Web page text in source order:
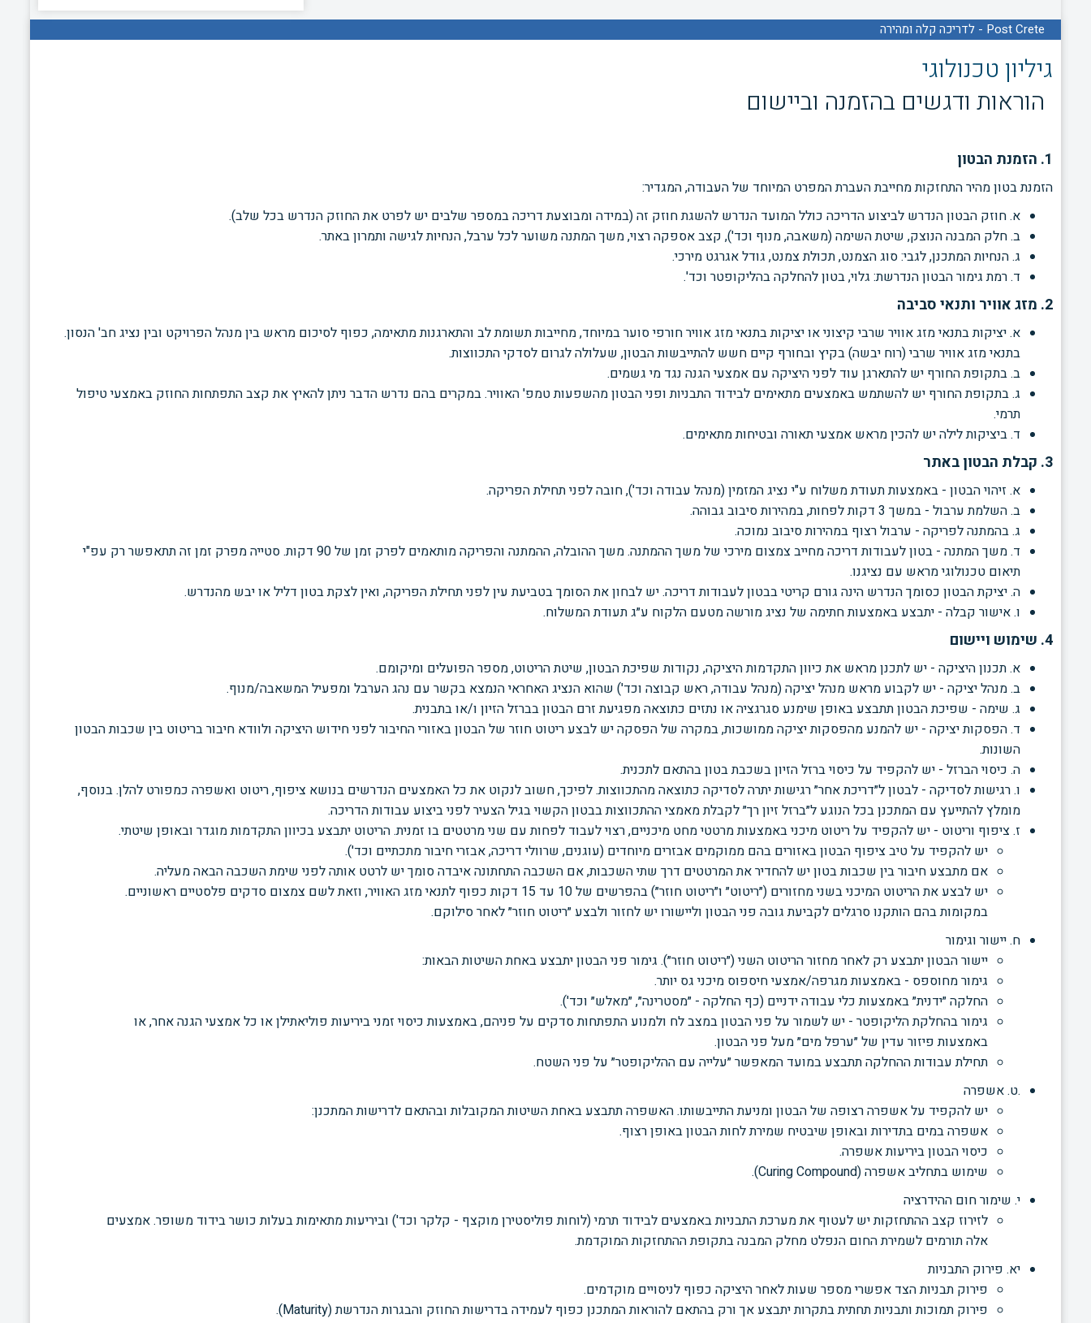
Post Crete - לדריכה קלה ומהירה
גיליון טכנולוגי
הוראות ודגשים בהזמנה וביישום
1. הזמנת הבטון
הזמנת בטון מהיר התחזקות מחייבת העברת המפרט המיוחד של העבודה, המגדיר:
א. חוזק הבטון הנדרש לביצוע הדריכה כולל המועד הנדרש להשגת חוזק זה (במידה ומבוצעת דריכה במספר שלבים יש לפרט את החוזק הנדרש בכל שלב).
ב. חלק המבנה הנוצק, שיטת השימה (משאבה, מנוף וכד'), קצב אספקה רצוי, משך המתנה משוער לכל ערבל, הנחיות לגישה ותמרון באתר.
ג. הנחיות המתכנן, לגבי: סוג הצמנט, תכולת צמנט, גודל אגרגט מירכי.
ד. רמת גימור הבטון הנדרשת: גלוי, בטון להחלקה בהליקופטר וכד'.
2. מזג אוויר ותנאי סביבה
א. יציקות בתנאי מזג אוויר שרבי קיצוני או יציקות בתנאי מזג אוויר חורפי סוער במיוחד, מחייבות תשומת לב והתארגנות מתאימה, כפוף לסיכום מראש בין מנהל הפרויקט ובין נציג חב' הנסון.
בתנאי מזג אוויר שרבי (רוח יבשה) בקיץ ובחורף קיים חשש להתייבשות הבטון, שעלולה לגרום לסדקי התכווצות.
ב. בתקופת החורף יש להתארגן עוד לפני היציקה עם אמצעי הגנה נגד מי גשמים.
ג. בתקופת החורף יש להשתמש באמצעים מתאימים לבידוד התבניות ופני הבטון מהשפעות טמפ' האוויר. במקרים בהם נדרש הדבר ניתן להאיץ את קצב התפתחות החוזק באמצעי טיפול
תרמי.
ד. ביציקות לילה יש להכין מראש אמצעי תאורה ובטיחות מתאימים.
3. קבלת הבטון באתר
א. זיהוי הבטון - באמצעות תעודת משלוח ע"י נציג המזמין (מנהל עבודה וכד'), חובה לפני תחילת הפריקה.
ב. השלמת ערבול - במשך 3 דקות לפחות, במהירות סיבוב גבוהה.
ג. בהמתנה לפריקה - ערבול רצוף במהירות סיבוב נמוכה.
ד. משך המתנה - בטון לעבודות דריכה מחייב צמצום מירכי של משך ההמתנה. משך ההובלה, ההמתנה והפריקה מותאמים לפרק זמן של 90 דקות. סטייה מפרק זמן זה תתאפשר רק עפ"י
תיאום טכנולוגי מראש עם נציגנו.
ה. יציקת הבטון כסומך הנדרש הינה גורם קריטי בבטון לעבודות דריכה. יש לבחון את הסומך בטביעת עין לפני תחילת הפריקה, ואין לצקת בטון דליל או יבש מהנדרש.
ו. אישור קבלה - יתבצע באמצעות חתימה של נציג מורשה מטעם הלקוח ע״ג תעודת המשלוח.
4. שימוש ויישום
א. תכנון היציקה - יש לתכנן מראש את כיוון התקדמות היציקה, נקודות שפיכת הבטון, שיטת הריטוט, מספר הפועלים ומיקומם.
ב. מנהל יציקה - יש לקבוע מראש מנהל יציקה (מנהל עבודה, ראש קבוצה וכד') שהוא הנציג האחראי הנמצא בקשר עם נהג הערבל ומפעיל המשאבה/מנוף.
ג. שימה - שפיכת הבטון תתבצע באופן שימנע סגרגציה או נתזים כתוצאה מפגיעת זרם הבטון בברזל הזיון ו/או בתבנית.
ד. הפסקות יציקה - יש להמנע מהפסקות יציקה ממושכות, במקרה של הפסקה יש לבצע ריטוט חוזר של הבטון באזורי החיבור לפני חידוש היציקה ולוודא חיבור בריטוט בין שכבות הבטון
השונות.
ה. כיסוי הברזל - יש להקפיד על כיסוי ברזל הזיון בשכבת בטון בהתאם לתכנית.
ו. רגישות לסדיקה - לבטון ל״דריכת אחר״ רגישות יתרה לסדיקה כתוצאה מהתכווצות. לפיכך, חשוב לנקוט את כל האמצעים הנדרשים בנושא ציפוף, ריטוט ואשפרה כמפורט להלן. בנוסף,
מומלץ להתייעץ עם המתכנן בכל הנוגע ל״ברזל זיון רך״ לקבלת מאמצי ההתכווצות בבטון הקשוי בגיל הצעיר לפני ביצוע עבודות הדריכה.
ז. ציפוף וריטוט - יש להקפיד על ריטוט מיכני באמצעות מרטטי מחט מיכניים, רצוי לעבוד לפחות עם שני מרטטים בו זמנית. הריטוט יתבצע בכיוון התקדמות מוגדר ובאופן שיטתי.
יש להקפיד על טיב ציפוף הבטון באזורים בהם ממוקמים אבזרים מיוחדים (עוגנים, שרוולי דריכה, אבזרי חיבור מתכתיים וכד').
אם מתבצע חיבור בין שכבות בטון יש להחדיר את המרטטים דרך שתי השכבות, אם השכבה התחתונה איבדה סומך יש לרטט אותה לפני שימת השכבה הבאה מעליה.
יש לבצע את הריטוט המיכני בשני מחזורים (״ריטוט״ ו״ריטוט חוזר״) בהפרשים של 10 עד 15 דקות כפוף לתנאי מזג האוויר, וזאת לשם צמצום סדקים פלסטיים ראשוניים.
במקומות בהם הותקנו סרגלים לקביעת גובה פני הבטון וליישורו יש לחזור ולבצע ״ריטוט חוזר״ לאחר סילוקם.
ח. יישור וגימור
יישור הבטון יתבצע רק לאחר מחזור הריטוט השני (״ריטוט חוזר״). גימור פני הבטון יתבצע באחת השיטות הבאות:
גימור מחוספס - באמצעות מגרפה/אמצעי חיספוס מיכני גס יותר.
החלקה ״ידנית״ באמצעות כלי עבודה ידניים (כף החלקה - ״מסטרינה״, ״מאלש״ וכד').
גימור בהחלקת הליקופטר - יש לשמור על פני הבטון במצב לח ולמנוע התפתחות סדקים על פניהם, באמצעות כיסוי זמני ביריעות פוליאתילן או כל אמצעי הגנה אחר, או
באמצעות פיזור עדין של ״ערפל מים״ מעל פני הבטון.
תחילת עבודות ההחלקה תתבצע במועד המאפשר ״עלייה עם ההליקופטר״ על פני השטח.
.ט. אשפרה
יש להקפיד על אשפרה רצופה של הבטון ומניעת התייבשותו. האשפרה תתבצע באחת השיטות המקובלות ובהתאם לדרישות המתכנן:
אשפרה במים בתדירות ובאופן שיבטיח שמירת לחות הבטון באופן רצוף.
כיסוי הבטון ביריעות אשפרה.
שימוש בתחליב אשפרה (Curing Compound).
י. שימור חום ההידרציה
לזירוז קצב ההתחזקות יש לעטוף את מערכת התבניות באמצעים לבידוד תרמי (לוחות פוליסטירן מוקצף - קלקר וכד') וביריעות מתאימות בעלות כושר בידוד משופר. אמצעים
אלה תורמים לשמירת החום הנפלט מחלק המבנה בתקופת ההתחזקות המוקדמת.
יא. פירוק התבניות
פירוק תבניות הצד אפשרי מספר שעות לאחר היציקה כפוף לניסויים מוקדמים.
פירוק תמוכות ותבניות תחתית בתקרות יתבצע אך ורק בהתאם להוראות המתכנן כפוף לעמידה בדרישות החוזק והבגרות הנדרשת (Maturity).